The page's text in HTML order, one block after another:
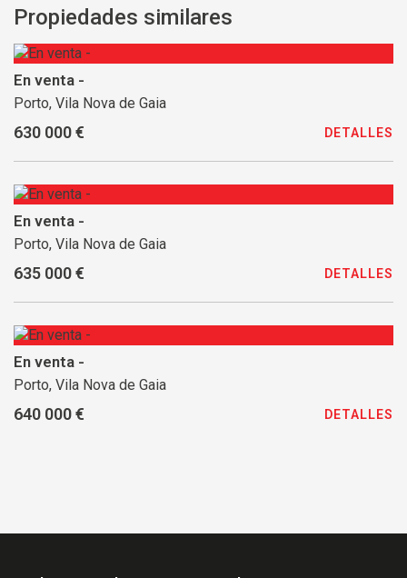
Propiedades similares
En venta -
Porto, Vila Nova de Gaia
630 000 € DETALLES
En venta -
Porto, Vila Nova de Gaia
635 000 € DETALLES
En venta -
Porto, Vila Nova de Gaia
640 000 € DETALLES